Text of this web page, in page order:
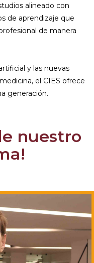
alineado con
de aprendizaje que
de manera
y las nuevas
el CIES ofrece
generación.
nuestro